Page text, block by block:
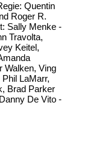
Quentin
Roger R.
Sally Menke -
Travolta,
Keitel,
Walken, Ving
LaMarr,
Brad Parker
De Vito -